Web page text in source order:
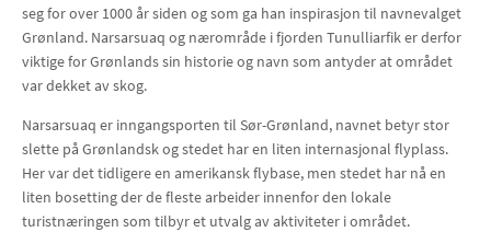
seg for over 1000 år siden og som ga han inspirasjon til navnevalget
Grønland. Narsarsuaq og nærområde i fjorden Tunulliarfik er derfor
viktige for Grønlands sin historie og navn som antyder at området
var dekket av skog.
Narsarsuaq er inngangsporten til Sør-Grønland, navnet betyr stor
slette på Grønlandsk og stedet har en liten internasjonal flyplass.
Her var det tidligere en amerikansk flybase, men stedet har nå en
liten bosetting der de fleste arbeider innenfor den lokale
turistnæringen som tilbyr et utvalg av aktiviteter i området.